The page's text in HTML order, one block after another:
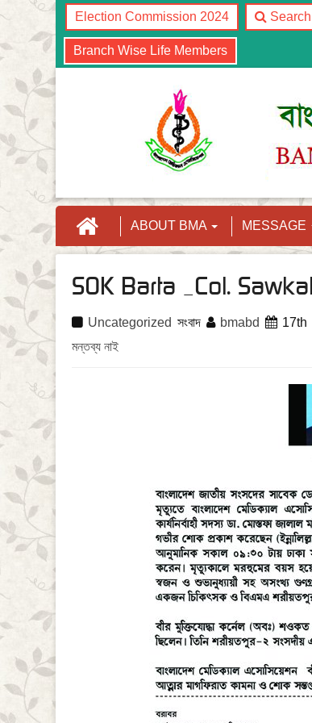
Election Commission 2024
Branch Wise Life Members
ABOUT BMA MESSAGE
SOK Barta _Col.
Uncategorized সংবাদ bmabd 17th
মন্তব্য নাই